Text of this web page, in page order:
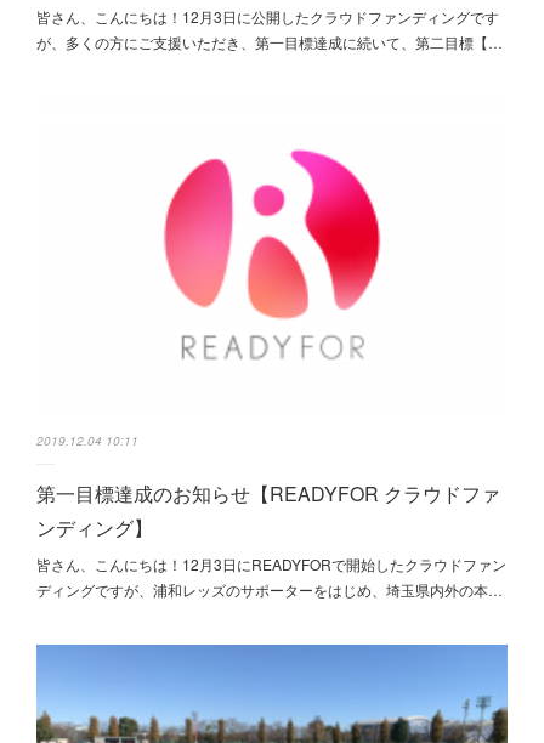
皆さん、こんにちは！12月3日に公開したクラウドファンディングです
が、多くの方にご支援いただき、第一目標達成に続いて、第二目標【…
2019.12.04 10:11
第一目標達成のお知らせ【READYFOR クラウドファ
ンディング】
皆さん、こんにちは！12月3日にREADYFOR‎で開始したクラウドファン
ディングですが、浦和レッズのサポーターをはじめ、埼玉県内外の本…